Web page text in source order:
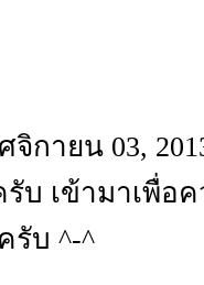
จิกายน 03,
บ เข้ามาเพื่อค
รับ ^-^